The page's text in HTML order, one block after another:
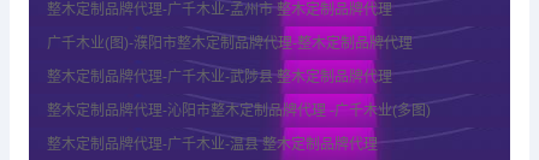
整木定制品牌代理-广千木业-孟州市 整木定制品牌代理
广千木业(图)-濮阳市整木定制品牌代理-整木定制品牌代理
整木定制品牌代理-广千木业-武陟县 整木定制品牌代理
整木定制品牌代理-沁阳市整木定制品牌代理 -广千木业(多图)
整木定制品牌代理-广千木业-温县 整木定制品牌代理